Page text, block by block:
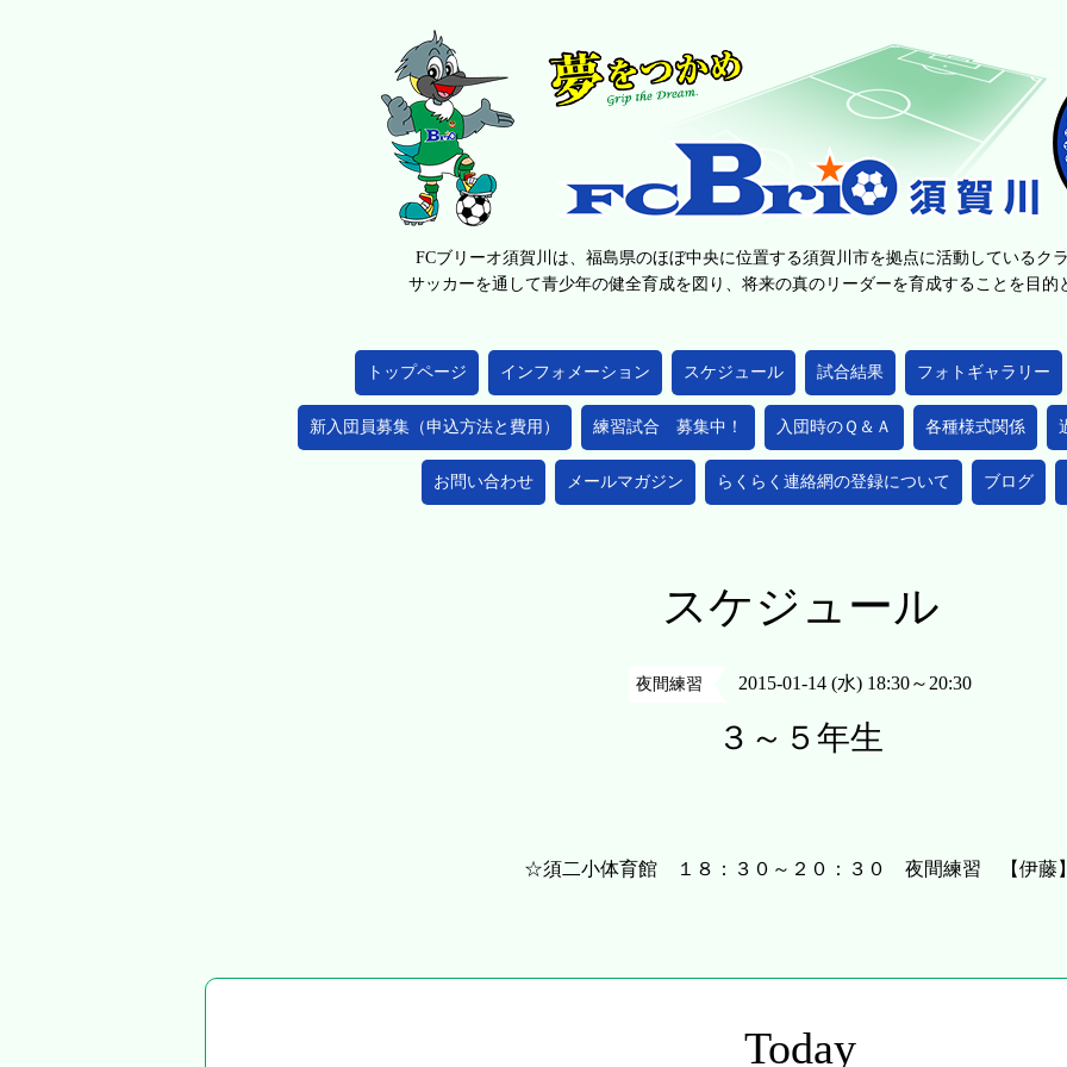
FCブリーオ須賀川は、福島県のほぼ中央に位置する須賀川市を拠点に活動しているク
サッカーを通して青少年の健全育成を図り、将来の真のリーダーを育成することを目
トップページ インフォメーション スケジュール 試合結果 フォトギャラリー
新入団員募集（申込方法と費用） 練習試合 募集中！ 入団時のＱ＆Ａ 各種様式関係
お問い合わせ メールマガジン らくらく連絡網の登録について ブログ
スケジュール
夜間練習 2015-01-14 (水) 18:30～20:30
３～５年生
☆須二小体育館 １８：３０～２０：３０ 夜間練習 【伊藤
Today